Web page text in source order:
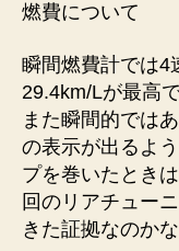
燃費について
瞬間燃費計では4
29.4km/Lが最高
また瞬間的では
の表示が出るよ
プを巻いたとき
回のリアチュー
きた証拠なのか